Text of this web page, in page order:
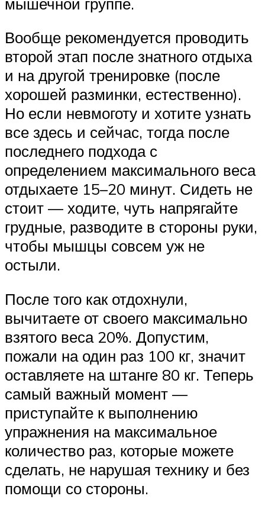
Вообще рекомендуется проводить
второй этап после знатного отдыха
и на другой тренировке (после
хорошей разминки, естественно).
Но если невмоготу и хотите узнать
все здесь и сейчас, тогда после
последнего подхода с
определением максимального веса
отдыхаете 15–20 минут. Сидеть не
стоит — ходите, чуть напрягайте
грудные, разводите в стороны руки,
чтобы мышцы совсем уж не
остыли.
После того как отдохнули,
вычитаете от своего максимально
взятого веса 20%. Допустим,
пожали на один раз 100 кг, значит
оставляете на штанге 80 кг. Теперь
самый важный момент —
приступайте к выполнению
упражнения на максимальное
количество раз, которые можете
сделать, не нарушая технику и без
помощи со стороны.